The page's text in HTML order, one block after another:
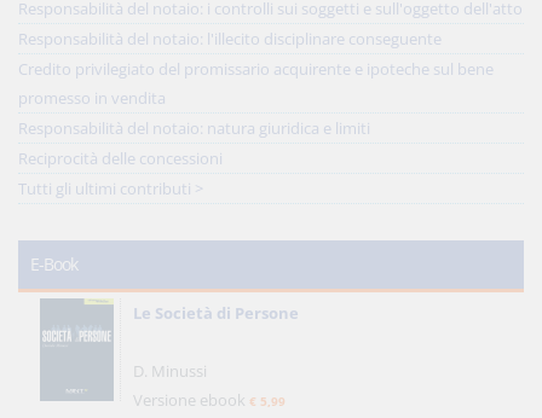
Responsabilità del notaio: i controlli sui soggetti e sull'oggetto dell'atto
Responsabilità del notaio: l'illecito disciplinare conseguente
Credito privilegiato del promissario acquirente e ipoteche sul bene
promesso in vendita
Responsabilità del notaio: natura giuridica e limiti
Reciprocità delle concessioni
Tutti gli ultimi contributi >
E-Book
Le Società di Persone
D. Minussi
Versione ebook € 5,99